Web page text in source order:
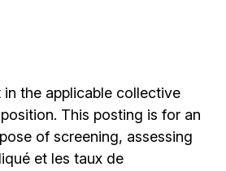
the applicable collective
This posting is for an
of screening, assessing
et les taux de